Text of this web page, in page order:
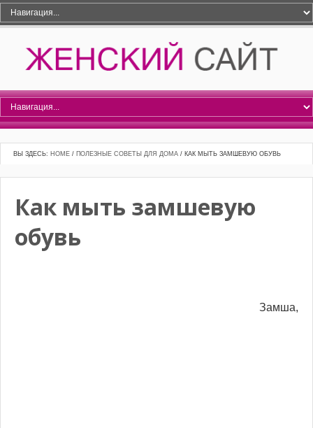
ВЫ ЗДЕСЬ: HOME / ПОЛЕЗНЫЕ СОВЕТЫ ДЛЯ ДОМА / КАК МЫТЬ ЗАМШЕВУЮ ОБУВЬ
Как мыть замшевую
обувь
Замша,